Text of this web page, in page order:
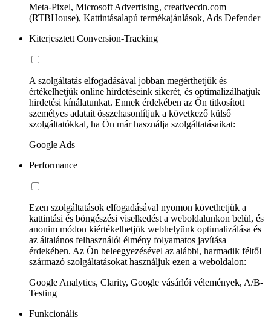
Meta-Pixel, Microsoft Advertising, creativecdn.com
(RTBHouse), Kattintásalapú termékajánlások, Ads Defender
Kiterjesztett Conversion-Tracking
A szolgáltatás elfogadásával jobban megérthetjük és
értékelhetjük online hirdetéseink sikerét, és optimalizálhatjuk
hirdetési kínálatunkat. Ennek érdekében az Ön titkosított
személyes adatait összehasonlítjuk a következő külső
szolgáltatókkal, ha Ön már használja szolgáltatásaikat:
Google Ads
Performance
Ezen szolgáltatások elfogadásával nyomon követhetjük a
kattintási és böngészési viselkedést a weboldalunkon belül, és
anonim módon kiértékelhetjük webhelyünk optimalizálása és
az általános felhasználói élmény folyamatos javítása
érdekében. Az Ön beleegyezésével az alábbi, harmadik féltől
származó szolgáltatásokat használjuk ezen a weboldalon:
Google Analytics, Clarity, Google vásárlói vélemények, A/B-
Testing
Funkcionális